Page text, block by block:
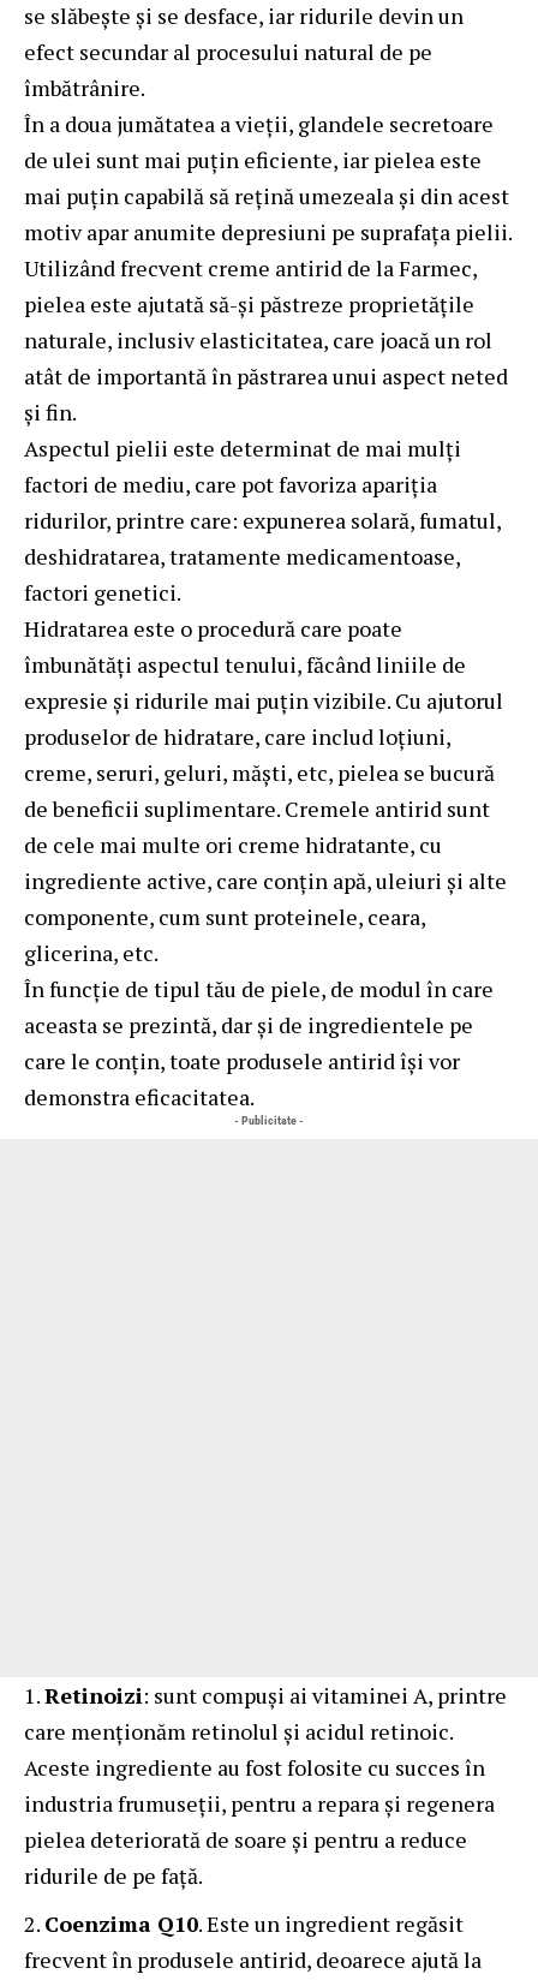
se slăbește și se desface, iar ridurile devin un
efect secundar al procesului natural de pe
îmbătrânire.
În a doua jumătatea a vieții, glandele secretoare
de ulei sunt mai puțin eficiente, iar pielea este
mai puțin capabilă să rețină umezeala și din acest
motiv apar anumite depresiuni pe suprafața pielii.
Utilizând frecvent creme antirid de la Farmec,
pielea este ajutată să-și păstreze proprietățile
naturale, inclusiv elasticitatea, care joacă un rol
atât de importantă în păstrarea unui aspect neted
și fin.
Aspectul pielii este determinat de mai mulți
factori de mediu, care pot favoriza apariția
ridurilor, printre care: expunerea solară, fumatul,
deshidratarea, tratamente medicamentoase,
factori genetici.
Hidratarea este o procedură care poate
îmbunătăți aspectul tenului, făcând liniile de
expresie și ridurile mai puțin vizibile. Cu ajutorul
produselor de hidratare, care includ loțiuni,
creme, seruri, geluri, măști, etc, pielea se bucură
de beneficii suplimentare. Cremele antirid sunt
de cele mai multe ori creme hidratante, cu
ingrediente active, care conțin apă, uleiuri și alte
componente, cum sunt proteinele, ceara,
glicerina, etc.
În funcție de tipul tău de piele, de modul în care
aceasta se prezintă, dar și de ingredientele pe
care le conțin, toate produsele antirid își vor
demonstra eficacitatea.
- Publicitate -
Retinoizi: sunt compuși ai vitaminei A, printre
care menționăm retinolul și acidul retinoic.
Aceste ingrediente au fost folosite cu succes în
industria frumuseții, pentru a repara și regenera
pielea deteriorată de soare și pentru a reduce
ridurile de pe față.
Coenzima Q10. Este un ingredient regăsit
frecvent în produsele antirid, deoarece ajută la